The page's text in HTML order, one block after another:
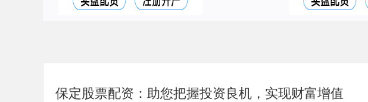
保定股票配资：助您把握投资良机，实现财富增值